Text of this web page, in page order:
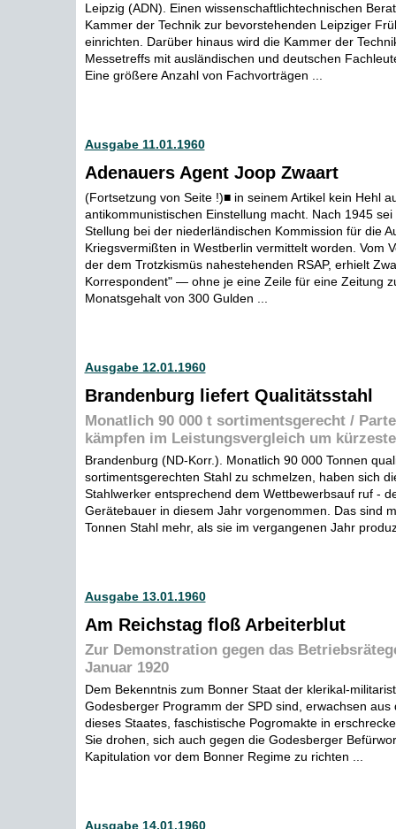
Leipzig (ADN). Einen wissenschaftlichtechnischen
Kammer der Technik zur bevorstehenden Leipziger
einrichten. Darüber hinaus wird die Kammer der
Messetreffs mit ausländischen und deutschen
Eine größere Anzahl von Fachvorträgen ...
Ausgabe 11.01.1960
Adenauers Agent Joop Zwaart
(Fortsetzung von Seite !)■ in seinem Artikel kein Hehl
antikommunistischen Einstellung macht. Nach 1945
Stellung bei der niederländischen Kommission für die
Kriegsvermißten in Westberlin vermittelt worden. Vom
der dem Trotzkismüs nahestehenden RSAP, erhielt
Korrespondent" — ohne je eine Zeile für eine Zeitung
Monatsgehalt von 300 Gulden ...
Ausgabe 12.01.1960
Brandenburg liefert Qualitätsstahl
Monatlich 90 000 t sortimentsgerecht /
kämpfen im Leistungsvergleich um
Brandenburg (ND-Korr.). Monatlich 90 000 Tonnen
sortimentsgerechten Stahl zu schmelzen, haben sich
Stahlwerker entsprechend dem Wettbewerbsauf ruf -
Gerätebauer in diesem Jahr vorgenommen. Das sind
Tonnen Stahl mehr, als sie im vergangenen Jahr
Ausgabe 13.01.1960
Am Reichstag floß Arbeiterblut
Zur Demonstration gegen das
Januar 1920
Dem Bekenntnis zum Bonner Staat der klerikal-
Godesberger Programm der SPD sind, erwachsen aus
dieses Staates, faschistische Pogromakte in
Sie drohen, sich auch gegen die Godesberger
Kapitulation vor dem Bonner Regime zu richten ...
Ausgabe 14.01.1960